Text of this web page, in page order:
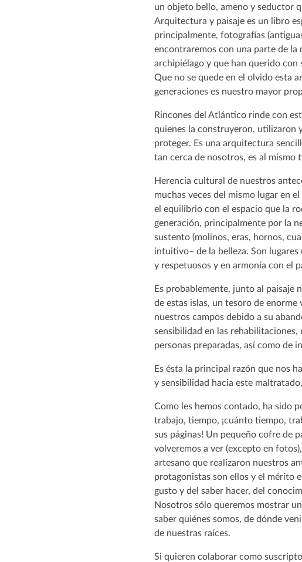
un objeto bello, ameno y seductor
Arquitectura y paisaje es un libro
principalmente, fotografías
encontraremos con una parte de la
archipiélago y que han querido
Que no se quede en el olvido esta
generaciones es nuestro mayor
Rincones del Atlántico rinde con
quienes la construyeron, utilizaron
proteger. Es una arquitectura
tan cerca de nosotros, es al mismo
Herencia cultural de nuestros
muchas veces del mismo lugar en
el equilibrio con el espacio que la
generación, principalmente por la
sustento (molinos, eras, hornos,
intuitivo– de la belleza. Son
y respetuosos y en armonía con el
Es probablemente, junto al paisaje
de estas islas, un tesoro de
nuestros campos debido a su
sensibilidad en las rehabilitaciones,
personas preparadas, así como de
Es ésta la principal razón que nos
y sensibilidad hacia este
Como les hemos contado, ha sido
trabajo, tiempo, ¡cuánto tiempo,
sus páginas! Un pequeño cofre de
volveremos a ver (excepto en
artesano que realizaron nuestros
protagonistas son ellos y el mérito
gusto y del saber hacer, del
Nosotros sólo queremos mostrar
saber quiénes somos, de dónde
de nuestras raíces.
Si quieren colaborar como